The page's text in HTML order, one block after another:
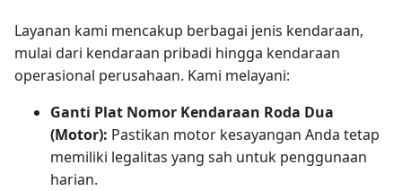
Layanan kami mencakup berbagai jenis kendaraan,
mulai dari kendaraan pribadi hingga kendaraan
operasional perusahaan. Kami melayani:
Ganti Plat Nomor Kendaraan Roda Dua
(Motor): Pastikan motor kesayangan Anda tetap
memiliki legalitas yang sah untuk penggunaan
harian.